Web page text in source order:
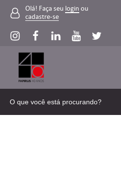
Olá! Faça seu login ou
cadastre-se